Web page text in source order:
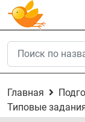
Главная
Типовые